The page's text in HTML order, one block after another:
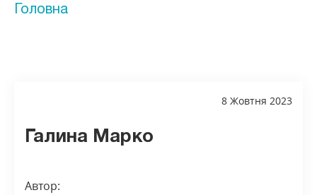
Головна
8 Жовтня 2023
Галина Марко
Автор: